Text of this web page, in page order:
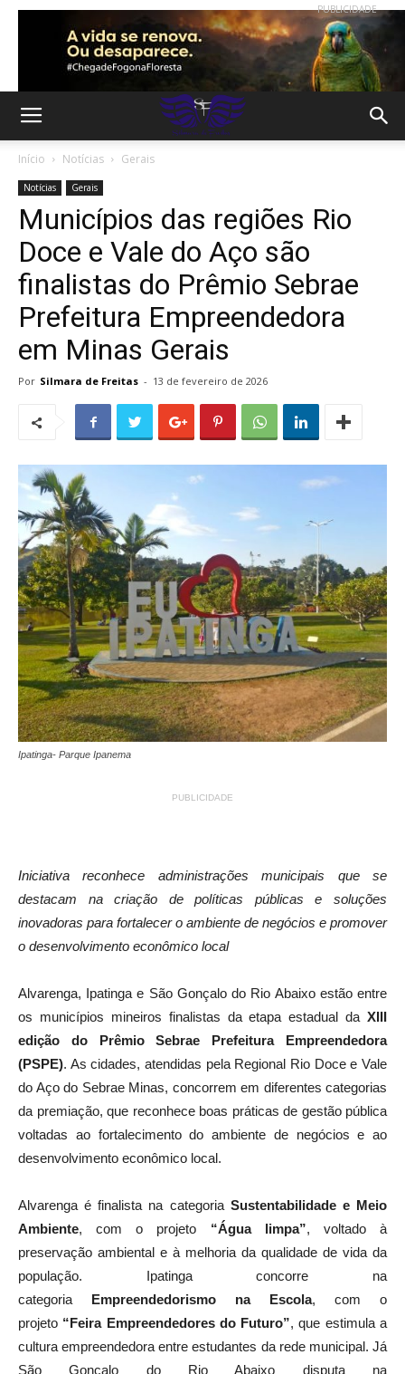
PUBLICIDADE
Início Notícias Gerais
Notícias Gerais
Municípios das regiões Rio
Doce e Vale do Aço são
finalistas do Prêmio Sebrae
Prefeitura Empreendedora
em Minas Gerais
Por Silmara de Freitas - 13 de fevereiro de 2026
Ipatinga- Parque Ipanema
PUBLICIDADE
Iniciativa reconhece administrações municipais que se
destacam na criação de políticas públicas e soluções
inovadoras para fortalecer o ambiente de negócios e promover
Alvarenga, Ipatinga e São Gonçalo do Rio Abaixo estão entre
os municípios mineiros finalistas da etapa estadual da
edição do Prêmio Sebrae Prefeitura Empreendedora
(PSPE)
. As cidades, atendidas pela Regional Rio Doce e Vale
do Aço do Sebrae Minas, concorrem em diferentes categorias
da premiação, que reconhece boas práticas de gestão pública
voltadas ao fortalecimento do ambiente de negócios e ao
Alvarenga é finalista na categoria
, com o projeto “Água limpa”
preservação ambiental e à melhoria da qualidade de vida da
população. Ipatinga concorre na
categoria
Empreendedorismo na Escola
projeto
“Feira Empreendedores do Futuro”
, que estimula a
cultura empreendedora entre estudantes da rede municipal. Já